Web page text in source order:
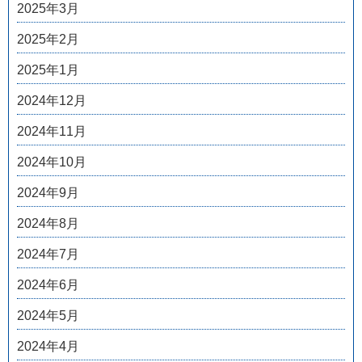
2025年3月
2025年2月
2025年1月
2024年12月
2024年11月
2024年10月
2024年9月
2024年8月
2024年7月
2024年6月
2024年5月
2024年4月